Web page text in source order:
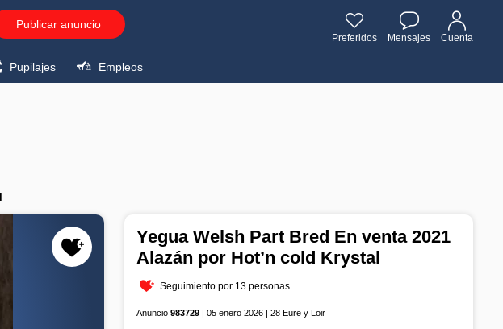
Publicar anuncio
Preferidos Mensajes Cuenta
Pupilajes Empleos
Yegua Welsh Part Bred En venta 2021
Alazán por Hot’n cold Krystal
Seguimiento por 13 personas
Anuncio983729 | 05 enero 2026 | 28 Eure y Loir